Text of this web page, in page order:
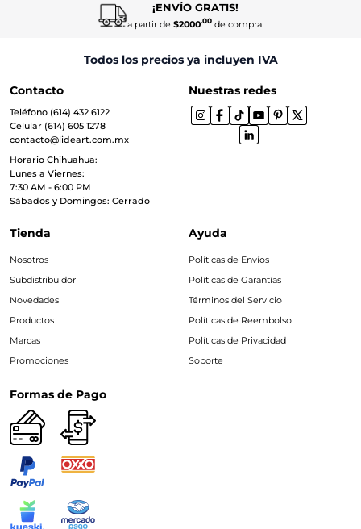
¡ENVÍO GRATIS!
a partir de $2000.00de compra.
Todos los precios ya incluyen IVA
Contacto
Teléfono (614) 432 6122
Celular (614) 605 1278
contacto@lideart.com.mx
Horario Chihuahua:
Lunes a Viernes:
7:30 AM - 6:00 PM
Sábados y Domingos: Cerrado
Nuestras redes
Tienda
Nosotros
Subdistribuidor
Novedades
Productos
Marcas
Promociones
Ayuda
Políticas de Envíos
Políticas de Garantías
Términos del Servicio
Políticas de Reembolso
Políticas de Privacidad
Soporte
Formas de Pago